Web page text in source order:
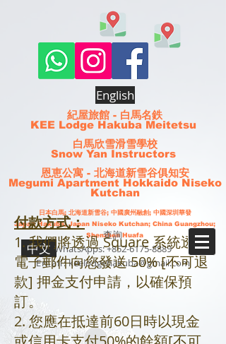
English
紀屋旅館 - 白馬名鉄
KEE Lodge Hakuba Meitetsu
白馬欣雪滑雪學校
Snow Yan Instructors
恩恵公寓 - 北海道新雪谷俱知安
Megumi Apartment Hokkaido Niseko
Kutchan
日本白馬; 北海道新雪谷; 中國廣州融創; 中國深圳華發
Japan Hakuba; Japan Niseko Kutchan; China Guangzhou;
Shenzhen Huafa
中文
查詢
WhatsApps:+852-6175-8889
Email:keelodgehakuba@gmail.com
付款方式：
1. 我們將透過 Square 系統透過
電子郵件向您發送 50% [不可退
款] 押金支付申請，以確保預
訂。
2. 您應在抵達前60日時以現金